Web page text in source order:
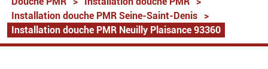
Installation douche PMR Seine-Saint-Denis
>
Installation douche PMR Neuilly Plaisance 93360